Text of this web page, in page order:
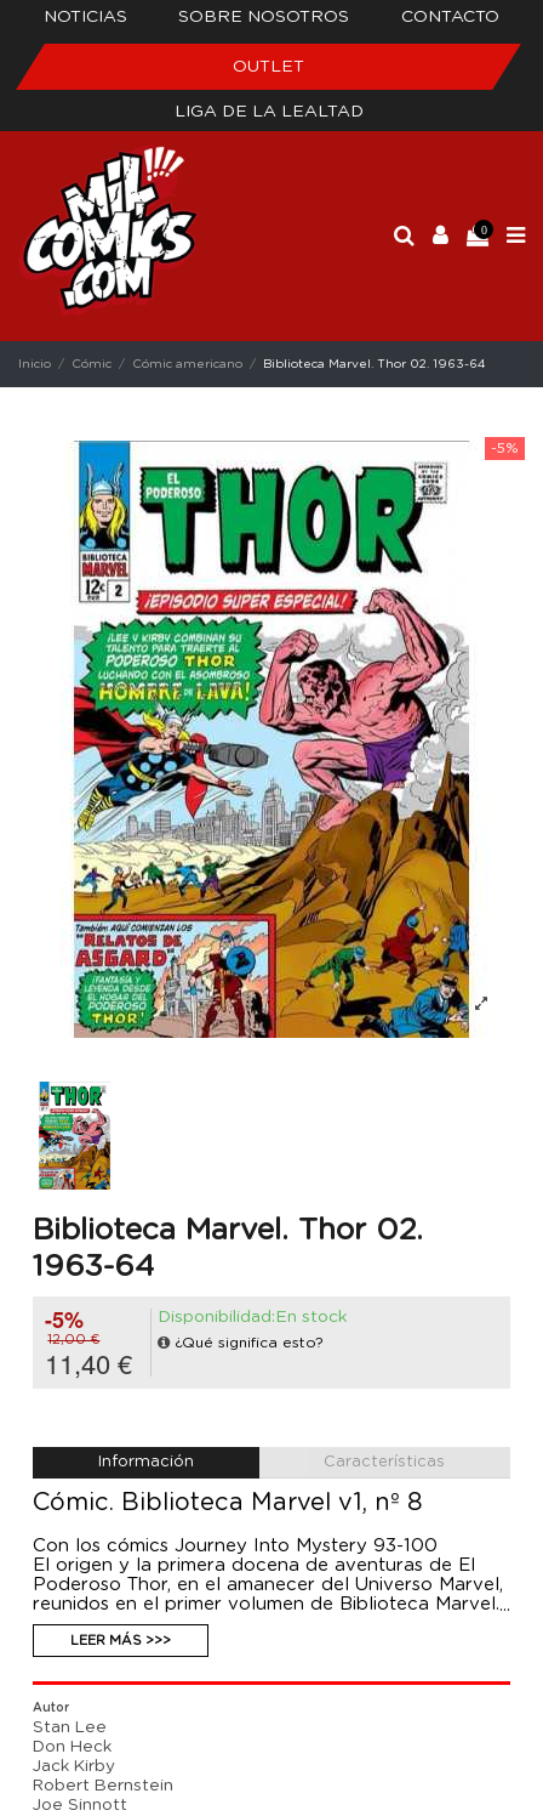
NOTICIAS SOBRE NOSOTROS CONTACTO
OUTLET
LIGA DE LA LEALTAD
0
Inicio Cómic Cómic americano Biblioteca Marvel. Thor 02. 1963-64
-5%
Biblioteca Marvel. Thor 02.
1963-64
-5%
12,00 €
11,40 €
Disponibilidad:En stock
¿Qué significa esto?
Información Características
Cómic. Biblioteca Marvel v1, nº 8
Con los cómics Journey Into Mystery 93-100
El origen y la primera docena de aventuras de El
Poderoso Thor, en el amanecer del Universo Marvel,
reunidos en el primer volumen de Biblioteca Marvel.
El Poderoso Thor. Una entrega histórica que incluye
gran cantidad de extras. Con las primeras
apariciones de Thor, Donald Blake, Jane Foster, Loki,
Heimdall, Jane Foster, Odín, Balder, los Gigantes de
Hielo y mucho más. Biblioteca Marvel, como siempre
y mejor que nunca! No puedes perderte esta edición
histórica!
LEER MÁS >>>
Autor
Stan Lee
Don Heck
Jack Kirby
Robert Bernstein
Joe Sinnott